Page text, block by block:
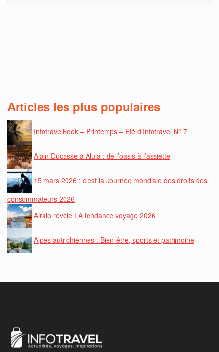
Articles les plus populaires
InfotravelBook – Printemps – Eté d’Infotravel N° 7
Alain Ducasse à Alula : de l’oasis à l’assiette
15 mars 2026 : c’est la Journée mondiale des droits des
consommateurs 2026
Airalo révèle LA tendance voyage 2026
Alpes autrichiennes : Bien-être, sports et patrimoine